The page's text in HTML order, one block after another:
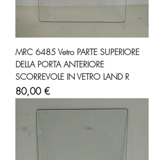
MRC 6485 Vetro PARTE SUPERIORE
DELLA PORTA ANTERIORE
SCORREVOLE IN VETRO LAND R
Prezzo
80,00 €